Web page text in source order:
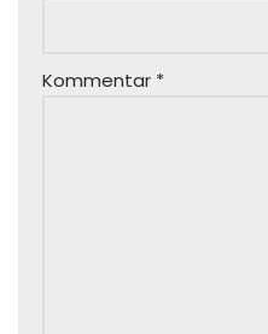
Kommentar *